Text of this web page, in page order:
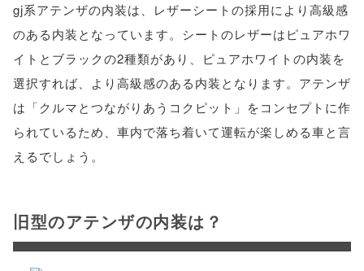
gj系アテンザの内装は、レザーシートの採用により高級感
のある内装となっています。シートのレザーはピュアホワ
イトとブラックの2種類があり、ピュアホワイトの内装を
選択すれば、より高級感のある内装となります。アテンザ
は「クルマとつながりあうコクピット」をコンセプトに作
られているため、車内で落ち着いて運転が楽しめる車と言
えるでしょう。
旧型のアテンザの内装は？